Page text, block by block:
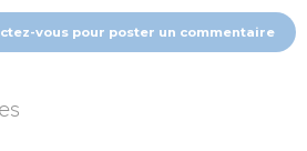
vous pour poster un commentaire